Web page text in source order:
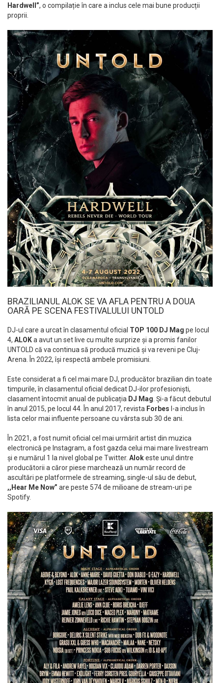
Hardwell”, o compilație în care a inclus cele mai bune producții
proprii.
BRAZILIANUL ALOK SE VA AFLA PENTRU A DOUA
OARĂ PE SCENA FESTIVALULUI UNTOLD
DJ-ul care a urcat în clasamentul oficial TOP 100 DJ Mag pe locul
4, ALOKa avut un set live cu multe surprize și a promis fanilor
UNTOLD că va continua să producă muzică și va reveni pe Cluj-
Arena. În 2022, își respectă ambele promisiuni.
Este considerat a fi cel mai mare DJ, producător brazilian din toate
timpurile, în clasamentul oficial dedicat DJ-ilor profesioniști,
clasament întocmit anual de publicația DJ Mag. Și-a făcut debutul
în anul 2015, pe locul 44. În anul 2017, revista Forbes l-a inclus în
lista celor mai influente persoane cu vârsta sub 30 de ani.
În 2021, a fost numit oficial cel mai urmărit artist din muzica
electronică pe Instagram, a fost gazda celui mai mare livestream
și e numărul 1 la nivel global pe Twitter. Alokeste unul dintre
producătorii a căror piese marchează un număr record de
ascultări pe platformele de streaming, single-ul său de debut,
,,Hear Me Now” are peste 574 de milioane de stream-uri pe
Spotify.